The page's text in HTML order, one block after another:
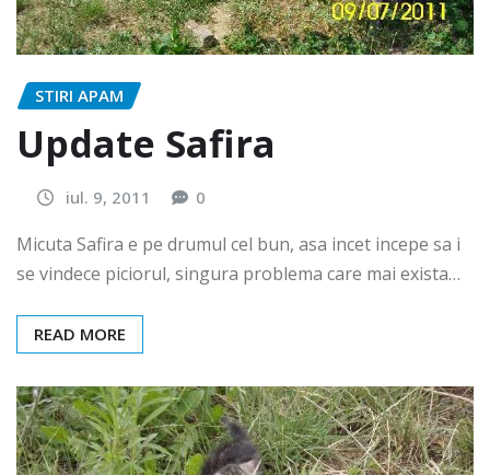
STIRI APAM
Update Safira
iul. 9, 2011 0
Micuta Safira e pe drumul cel bun, asa incet incepe sa i
se vindece piciorul, singura problema care mai exista…
READ MORE